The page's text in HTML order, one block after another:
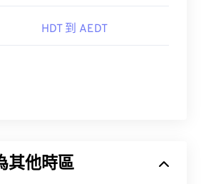
HDT 到 AEDT
其他時區